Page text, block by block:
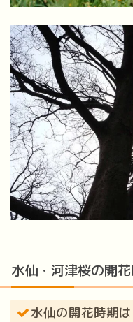
水仙・河津桜の開
水仙の開花時期